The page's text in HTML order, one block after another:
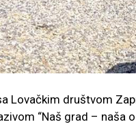
Lovačkim društvom
“Naš grad – naša